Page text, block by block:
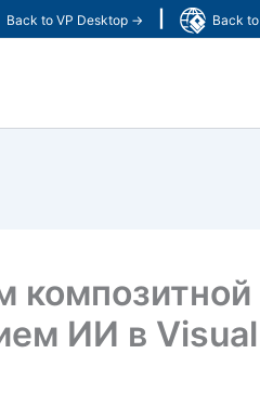
Back to VP Desktop → Back
композитной
ИИ в Visual